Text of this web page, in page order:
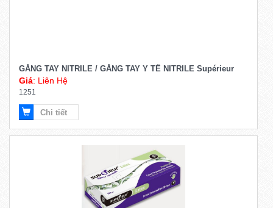
GĂNG TAY NITRILE / GĂNG TAY Y TẾ NITRILE Supérieur
Giá: Liên Hệ
1251
Chi tiết